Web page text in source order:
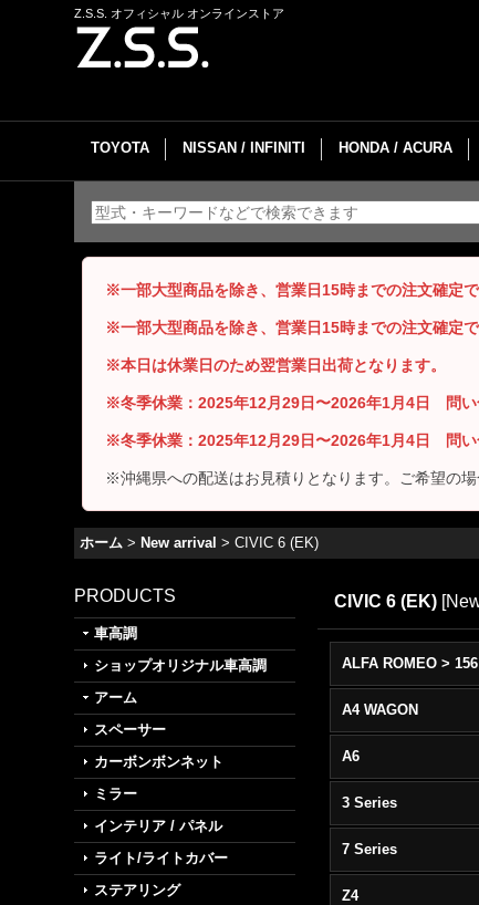
Z.S.S. オフィシャル オンラインストア
TOYOTA NISSAN / INFINITI HONDA / ACURA
※一部大型商品を除き、営業日15時までの注文確定で
※一部大型商品を除き、営業日15時までの注文確定で
※本日は休業日のため翌営業日出荷となります。
※冬季休業：2025年12月29日〜2026年1月4日 問い
※冬季休業：2025年12月29日〜2026年1月4日 問い
※沖縄県への配送はお見積りとなります。ご希望の場
ホーム > New arrival > CIVIC 6 (EK)
PRODUCTS
車高調
ショップオリジナル車高調
アーム
スペーサー
カーボンボンネット
ミラー
インテリア / パネル
ライト/ライトカバー
ステアリング
CIVIC 6 (EK) [
ALFA ROMEO > 156
A4 WAGON
A6
3 Series
7 Series
Z4